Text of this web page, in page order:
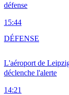
défense
15:44
L'aéroport de
déclenche l'alerte
14:21
DÉFENSE